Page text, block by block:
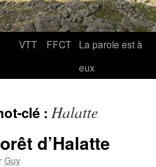
VTT FFCT La parole est à
eux
clé : Halatte
d’Halatte
Guy